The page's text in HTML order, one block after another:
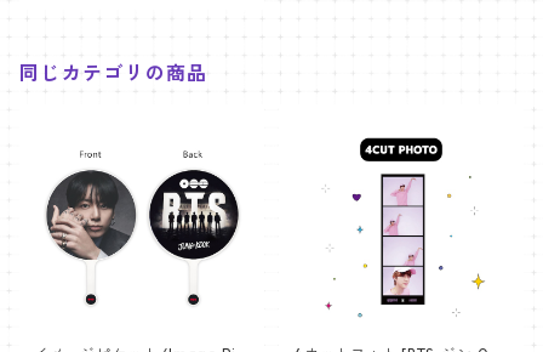
同じカテゴリの商品